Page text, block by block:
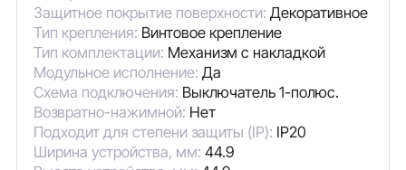
Защитное покрытие поверхности: Декоративное
Тип крепления: Винтовое крепление
Тип комплектации: Механизм с накладкой
Модульное исполнение: Да
Схема подключения: Выключатель 1-полюс.
Возвратно-нажимной: Нет
Подходит для степени защиты (IP): IP20
Ширина устройства, мм: 44.9